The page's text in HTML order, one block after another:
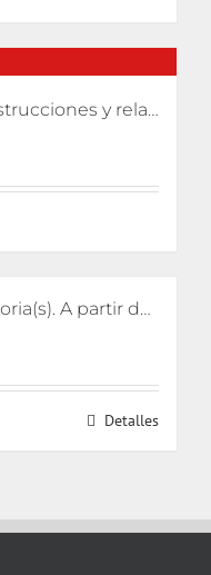
Psicoanálisis en Chile. Construcciones y relatos
Conceptos que hacen Historia(s). A partir de Reinhart Koselleck
Detalles